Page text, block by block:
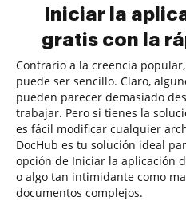
Iniciar la
gratis con la
Contrario a la creencia
puede ser sencillo. Claro,
pueden parecer demasiado
trabajar. Pero si tienes la
es fácil modificar cualquier
DocHub es tu solución ideal
opción de Iniciar la aplicación
o algo tan intimidante como
documentos complejos.